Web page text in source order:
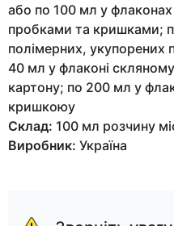
або по 100 мл у
пробками та кришками;
полімерних,
40 мл у флаконі
картону; по 200 мл у
кришкоюу
Склад: 100 мл розчину
Виробник: Україна